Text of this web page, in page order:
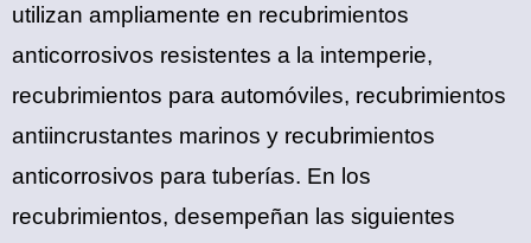
utilizan ampliamente en recubrimientos
anticorrosivos resistentes a la intemperie,
recubrimientos para automóviles, recubrimientos
antiincrustantes marinos y recubrimientos
anticorrosivos para tuberías. En los
recubrimientos, desempeñan las siguientes